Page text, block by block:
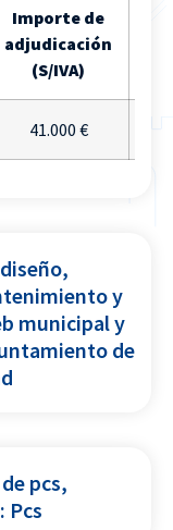
Importe de
adjudicación
(S/IVA)
41.000 €
y
municipal y
de
pcs,
Pcs